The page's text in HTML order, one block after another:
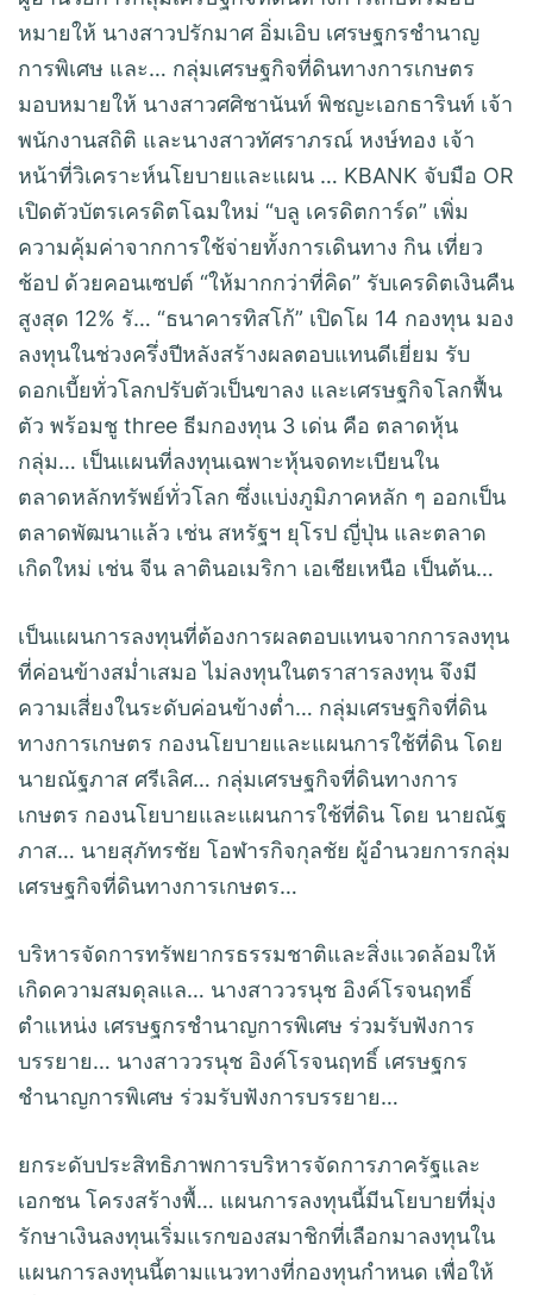
หมายให้ นางสาวปรักมาศ อิ่มเอิบ เศรษฐกรชำนาญ
การพิเศษ และ… กลุ่มเศรษฐกิจที่ดินทางการเกษตร
มอบหมายให้ นางสาวศศิชานันท์ พิชญะเอกธารินท์ เจ้า
พนักงานสถิติ และนางสาวทัศราภรณ์ หงษ์ทอง เจ้า
หน้าที่วิเคราะห์นโยบายและแผน … KBANK จับมือ OR
เปิดตัวบัตรเครดิตโฉมใหม่ “บลู เครดิตการ์ด” เพิ่ม
ความคุ้มค่าจากการใช้จ่ายทั้งการเดินทาง กิน เที่ยว
ช้อป ด้วยคอนเซปต์ “ให้มากกว่าที่คิด” รับเครดิตเงินคืน
สูงสุด 12% รั… “ธนาคารทิสโก้” เปิดโผ 14 กองทุน มอง
ลงทุนในช่วงครึ่งปีหลังสร้างผลตอบแทนดีเยี่ยม รับ
ดอกเบี้ยทั่วโลกปรับตัวเป็นขาลง และเศรษฐกิจโลกฟื้น
ตัว พร้อมชู three ธีมกองทุน 3 เด่น คือ ตลาดหุ้น
กลุ่ม… เป็นแผนที่ลงทุนเฉพาะหุ้นจดทะเบียนใน
ตลาดหลักทรัพย์ทั่วโลก ซึ่งแบ่งภูมิภาคหลัก ๆ ออกเป็น
ตลาดพัฒนาแล้ว เช่น สหรัฐฯ ยุโรป ญี่ปุ่น และตลาด
เกิดใหม่ เช่น จีน ลาตินอเมริกา เอเชียเหนือ เป็นต้น…
เป็นแผนการลงทุนที่ต้องการผลตอบแทนจากการลงทุน
ที่ค่อนข้างสม่ำเสมอ ไม่ลงทุนในตราสารลงทุน จึงมี
ความเสี่ยงในระดับค่อนข้างต่ำ… กลุ่มเศรษฐกิจที่ดิน
ทางการเกษตร กองนโยบายและแผนการใช้ที่ดิน โดย
นายณัฐภาส ศรีเลิศ… กลุ่มเศรษฐกิจที่ดินทางการ
เกษตร กองนโยบายและแผนการใช้ที่ดิน โดย นายณัฐ
ภาส… นายสุภัทรชัย โอฬารกิจกุลชัย ผู้อำนวยการกลุ่ม
เศรษฐกิจที่ดินทางการเกษตร…
บริหารจัดการทรัพยากรธรรมชาติและสิ่งแวดล้อมให้
เกิดความสมดุลแล… นางสาววรนุช อิงค์โรจนฤทธิ์
ตำแหน่ง เศรษฐกรชำนาญการพิเศษ ร่วมรับฟังการ
บรรยาย… นางสาววรนุช อิงค์โรจนฤทธิ์ เศรษฐกร
ชำนาญการพิเศษ ร่วมรับฟังการบรรยาย…
ยกระดับประสิทธิภาพการบริหารจัดการภาครัฐและ
เอกชน โครงสร้างพื้… แผนการลงทุนนี้มีนโยบายที่มุ่ง
รักษาเงินลงทุนเริ่มแรกของสมาชิกที่เลือกมาลงทุนใน
แผนการลงทุนนี้ตามแนวทางที่กองทุนกำหนด เพื่อให้